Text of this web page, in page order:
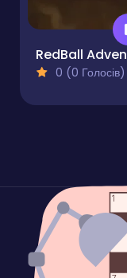
0 (0 Голосів)